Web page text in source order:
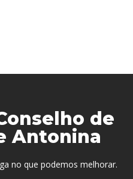
de
Antonina
no que podemos melhorar.